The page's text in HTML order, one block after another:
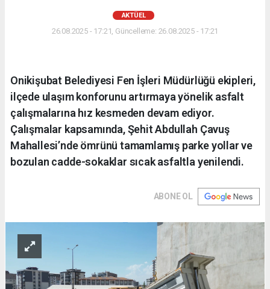
AKTÜEL
26.08.2025 - 17:21, Güncelleme: 26.08.2025 - 17:21
Onikişubat Belediyesi Fen İşleri Müdürlüğü ekipleri,
ilçede ulaşım konforunu artırmaya yönelik asfalt
çalışmalarına hız kesmeden devam ediyor.
Çalışmalar kapsamında, Şehit Abdullah Çavuş
Mahallesi’nde ömrünü tamamlamış parke yollar ve
bozulan cadde-sokaklar sıcak asfaltla yenilendi.
ABONE OL